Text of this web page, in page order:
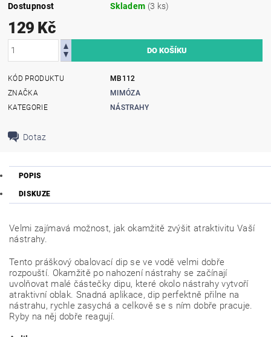
Dostupnost Skladem (3 ks)
129 Kč
KÓD PRODUKTU
MB112
ZNAČKA
MIMÓZA
KATEGORIE
NÁSTRAHY
Dotaz
POPIS
DISKUZE
Velmi zajímavá možnost, jak okamžitě zvýšit atraktivitu Vaší
nástrahy.
Tento práškový obalovací dip se ve vodě velmi dobře
rozpouští. Okamžitě po nahození nástrahy se začínají
uvolňovat malé částečky dipu, které okolo nástrahy vytvoří
atraktivní oblak. Snadná aplikace, dip perfektně přilne na
nástrahu, rychle zasychá a celkově se s ním dobře pracuje.
Ryby na něj dobře reagují.